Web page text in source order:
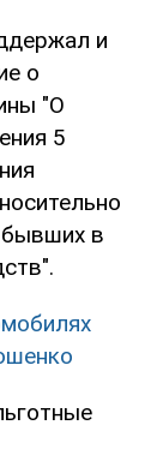
и
о
"О
5
бывших в